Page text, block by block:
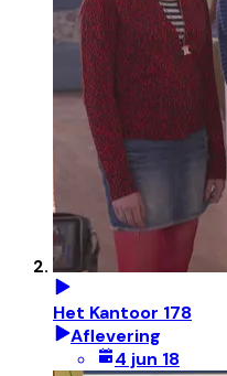
Het Kantoor 178
Aflevering
4 jun 18